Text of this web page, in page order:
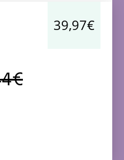
39,97€